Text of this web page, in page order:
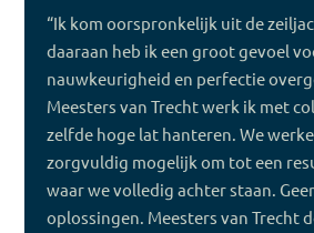
“Ik kom oorspronkelijk uit de
daaraan heb ik een groot gevoel
nauwkeurigheid en perfectie
Meesters van Trecht werk ik met
zelfde hoge lat hanteren. We
zorgvuldig mogelijk om tot een
waar we volledig achter staan.
oplossingen. Meesters van Trecht